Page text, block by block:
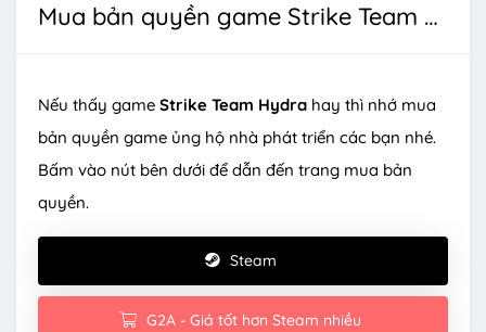
Mua bản quyền game Strike Team Hydra
Nếu thấy game Strike Team Hydra hay thì nhớ mua
bản quyền game ủng hộ nhà phát triển các bạn nhé.
Bấm vào nút bên dưới để dẫn đến trang mua bản
quyền.
Steam
G2A - Giá tốt hơn Steam nhiều